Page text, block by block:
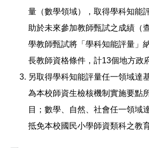
量（數學領域），取得學科知能
助於未來參加教師甄試之成績（
學教師甄試將「學科知能評量」
長教師資格條件，計13個地方政
另取得學科知能評量任一領域達
為本校師資生檢核機制實施要點
目；數學、自然、社會任一領域
抵免本校國民小學師資類科之教